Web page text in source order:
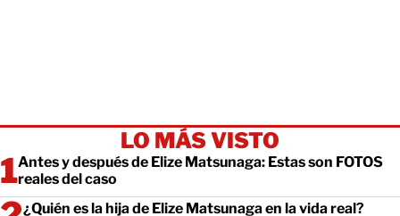
LO MÁS VISTO
Antes y después de Elize Matsunaga: Estas son FOTOS
reales del caso
¿Quién es la hija de Elize Matsunaga en la vida real?